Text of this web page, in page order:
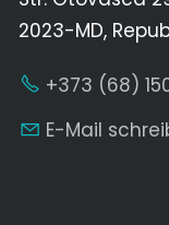
2023-MD,
+373 (68)
E-Mail